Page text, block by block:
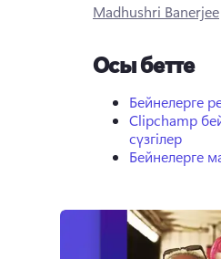
Madhushri Banerjee
Осы бетте
Бейнелерге
Clipchamp
сүзгілер
Бейнелерге